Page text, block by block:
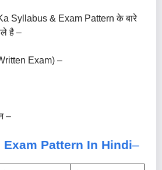
Syllabus & Exam Pattern के बारे
है –
Exam) –
–
Exam Pattern In Hindi–